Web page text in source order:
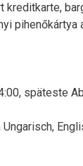
kreditkarte,
pihenőkártya
späteste